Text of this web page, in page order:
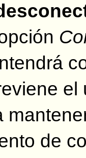
está
correctos.
si
y Ud.
recibió. Si